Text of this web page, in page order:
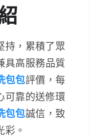
持，累積了眾
具高服務品質
包包評價，每
可靠的送修環
包包誠信，致
。